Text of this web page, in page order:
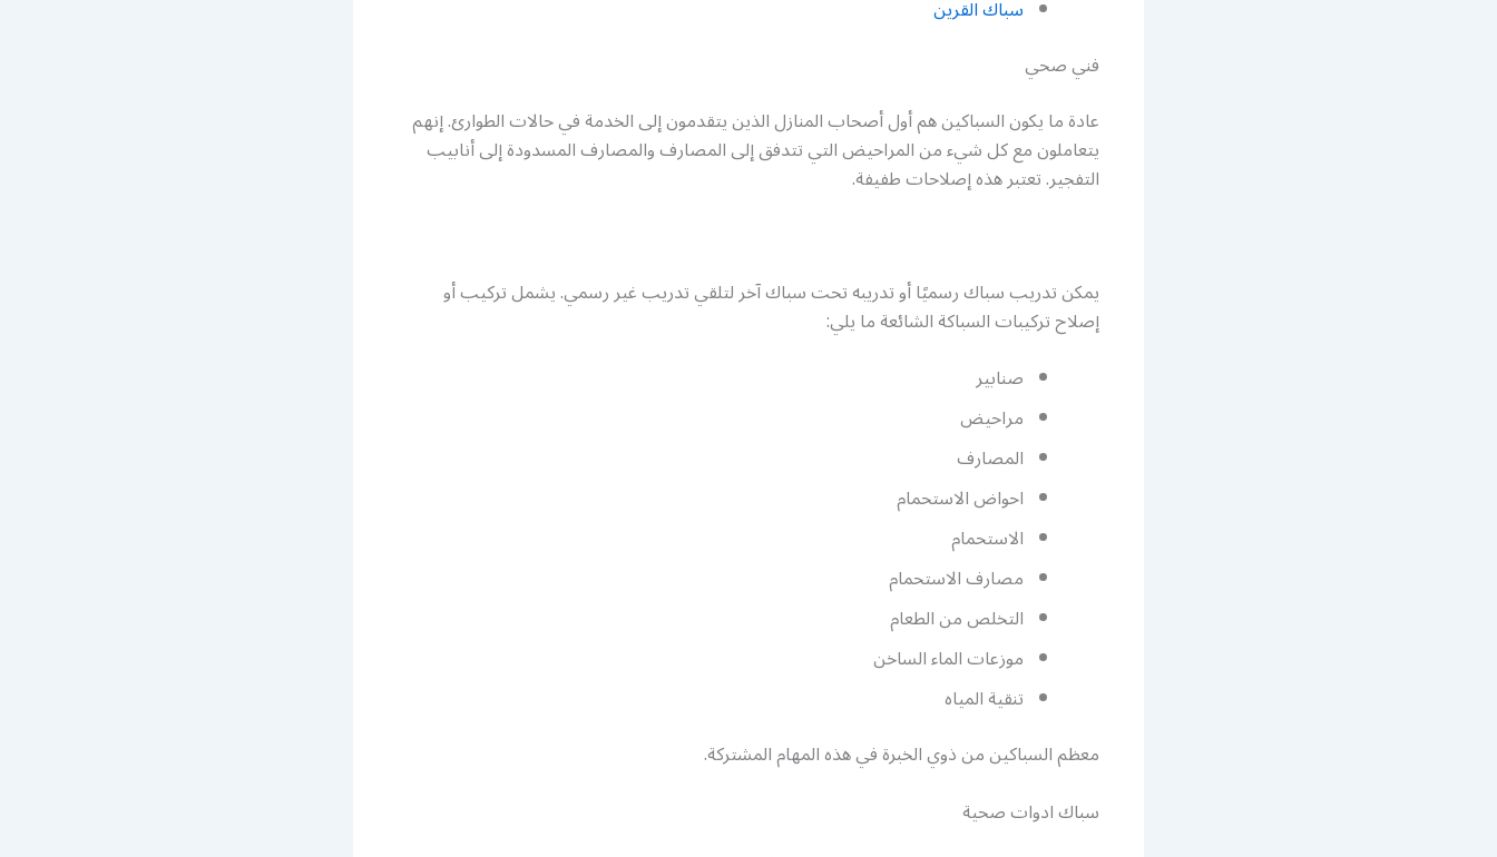
سباك القرين
فني صحي
عادة ما يكون السباكين هم أول أصحاب المنازل الذين يتقدمون إلى الخدمة في حالات الطوارئ. إنهم
يتعاملون مع كل شيء من المراحيض التي تتدفق إلى المصارف والمصارف المسدودة إلى أنابيب
التفجير. تعتبر هذه إصلاحات طفيفة.
يمكن تدريب سباك رسميًا أو تدريبه تحت سباك آخر لتلقي تدريب غير رسمي. يشمل تركيب أو
إصلاح تركيبات السباكة الشائعة ما يلي:
صنابير
مراحيض
المصارف
احواض الاستحمام
الاستحمام
مصارف الاستحمام
التخلص من الطعام
موزعات الماء الساخن
تنقية المياه
معظم السباكين من ذوي الخبرة في هذه المهام المشتركة.
سباك ادوات صحية